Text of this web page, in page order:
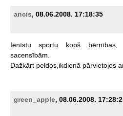
ancis, 08.06.2008. 17:18:35
Ienīstu sportu kopš bērnības,
sacensībām.
Dažkārt peldos,ikdienā pārvietojos
green_apple, 08.06.2008.